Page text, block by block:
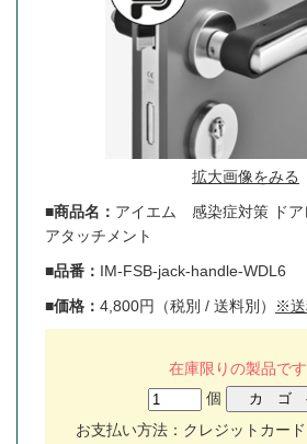
拡大画像をみる
■商品名： アイエム 感染症対策 ドア
アタッチメント
■品番： IM-FSB-jack-handle-WDL6
■価格： 4,800円（税別 / 送料別） ※送
在庫限りの製品です
個
お支払い方法：クレジットカー